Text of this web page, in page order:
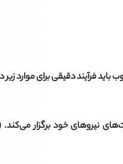
فرآیند دقیقی برای موارد زیر
نیروهای خود برگزار